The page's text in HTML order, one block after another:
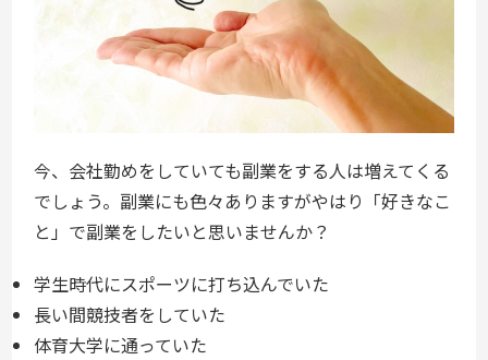
今、会社勤めをしていても副業をする人は増えてくる
でしょう。副業にも色々ありますがやはり「好きなこ
と」で副業をしたいと思いませんか？
学生時代にスポーツに打ち込んでいた
長い間競技者をしていた
体育大学に通っていた